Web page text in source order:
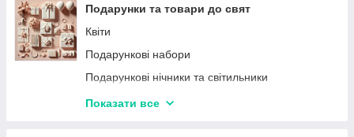
Господарський інвентар
Товари для ванної кімнати
Годинники для дому
Пастки та відлякувачі для комах, гризунів
Прапори
Подарунки та товари до свят
Квіти
Подарункові набори
Подарункові нічники та світильники
Хелловін
Показати все